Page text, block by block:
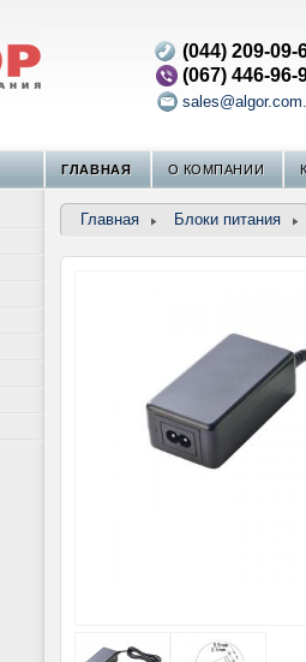
(044) 209-09-
(067) 446-96-
ГЛАВНАЯ О КОМПАНИИ
Главная Блоки питания